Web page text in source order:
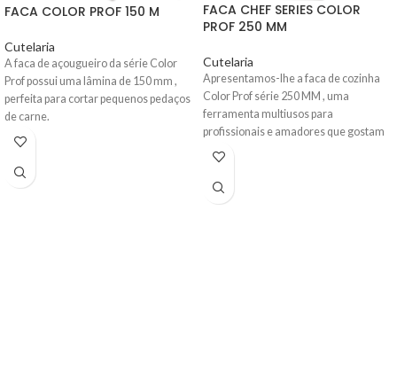
FACA COLOR PROF 150 M
Cutelaria
A faca de açougueiro da série Color
Prof possui uma lâmina de 150 mm ,
perfeita para cortar pequenos pedaços
de carne.
FACA CHEF SERIES COLOR
PROF 250 MM
Cutelaria
Apresentamos-lhe a faca de cozinha
Color Prof série 250 MM , uma
ferramenta multiusos para
profissionais e amadores que gostam
de cozinhar.